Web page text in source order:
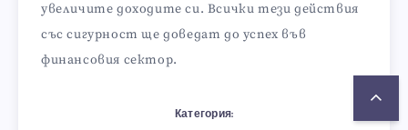
увеличите доходите си. Всички тези действия
със сигурност ще доведат до успех във
финансовия сектор.
Категория: